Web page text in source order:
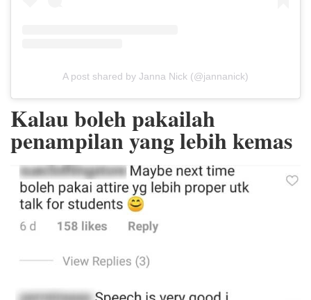
A post shared by Janna Nick (@jannanick)
Kalau boleh pakailah
penampilan yang lebih kemas